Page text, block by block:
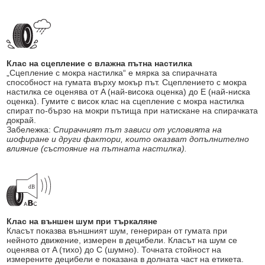
Клас на сцепление с влажна пътна настилка
„Сцепление с мокра настилка“ е мярка за спирачната
способност на гумата върху мокър път. Сцеплението с мокра
настилка се оценява от A (най-висока оценка) до E (най-ниска
оценка). Гумите с висок клас на сцепление с мокра настилка
спират по-бързо на мокри пътища при натискане на спирачката
докрай.
Забележка:Спирачният път зависи от условията на
шофиране и други фактори, които оказват допълнително
влияние (състояние на пътната настилка).
Клас на външен шум при търкаляне
Класът показва външният шум, генериран от гумата при
нейното движение, измерен в децибели. Класът на шум се
оценява от A (тихо) до C (шумно). Точната стойност на
измерените децибели е показана в долната част на етикета.